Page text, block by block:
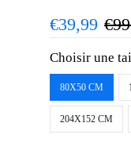
€39,99
Choisir une
80X50 CM
204X152 CM